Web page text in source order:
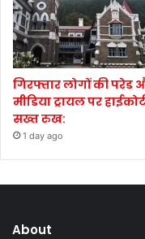
गिरफ्तार लोगों की परेड
मीडिया ट्रायल पर
सख्त रुख:
1 day ago
About